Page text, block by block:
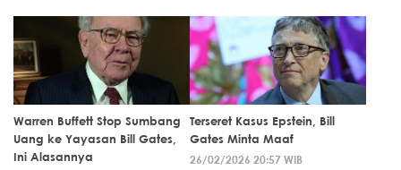
Warren Buffett Stop Sumbang
Uang ke Yayasan Bill Gates,
Ini Alasannya
Terseret Kasus Epstein, Bill
Gates Minta Maaf
26/02/2026 20:57 WIB